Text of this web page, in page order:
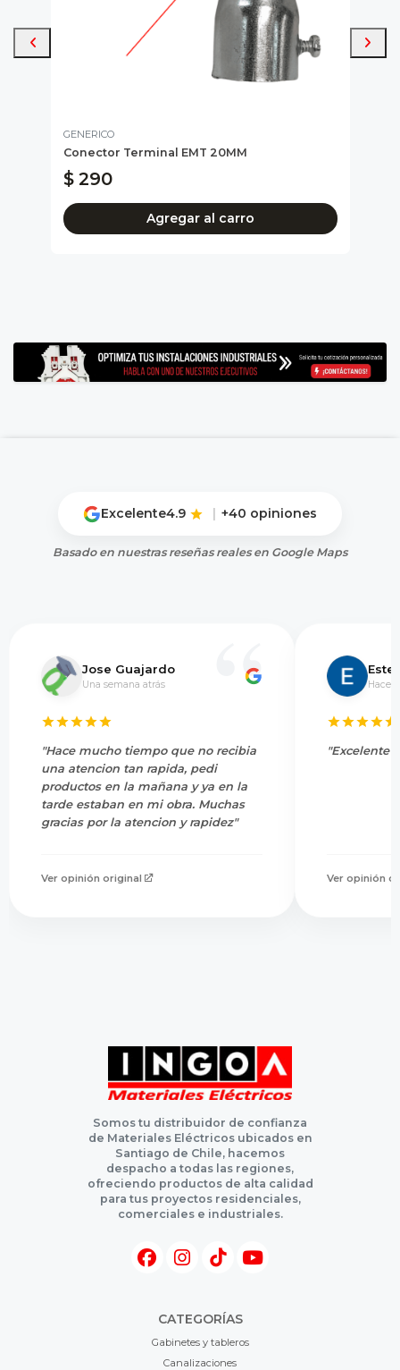
GENERICO
Conector Terminal EMT 20MM
$ 290
Agregar al carro
Excelente4.9 +40 opiniones
Basado en nuestras reseñas reales en Google Maps
Jose Guajardo
Una semana atrás
"Hace mucho tiempo que no recibia
una atencion tan rapida, pedi
productos en la mañana y ya en la
tarde estaban en mi obra. Muchas
gracias por la atencion y rapidez"
Ver opinión original
Hace
"Excelente
Ver opinión
Somos tu distribuidor de confianza
de Materiales Eléctricos ubicados en
Santiago de Chile, hacemos
despacho a todas las regiones,
ofreciendo productos de alta calidad
para tus proyectos residenciales,
comerciales e industriales.
CATEGORÍAS
Gabinetes y tableros
Canalizaciones